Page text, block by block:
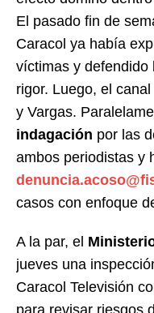
El pasado fin de
Caracol ya había
víctimas y defendido
rigor. Luego, el
y Vargas.
indagación por las
ambos periodistas y
casos con enfoque
A la par, el
jueves una
Caracol Televisión
para revisar riesgos